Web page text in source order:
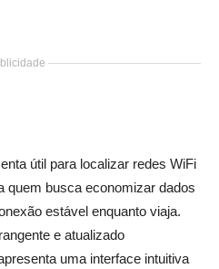
útil para localizar redes WiFi
quem busca economizar dados
estável enquanto viaja.
e atualizado
uma interface intuitiva